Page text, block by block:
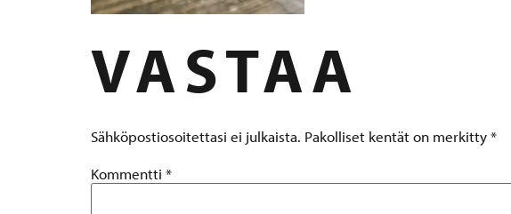
VASTAA
Sähköpostiosoitettasi ei julkaista. Pakolliset kentät on merkitty*
Kommentti *